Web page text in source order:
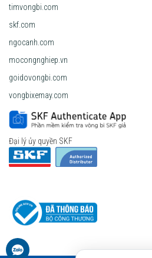
timvongbi.com
skf.com
ngocanh.com
mocongnghiep.vn
goidovongbi.com
vongbixemay.com
Đại lý ủy quyền SKF